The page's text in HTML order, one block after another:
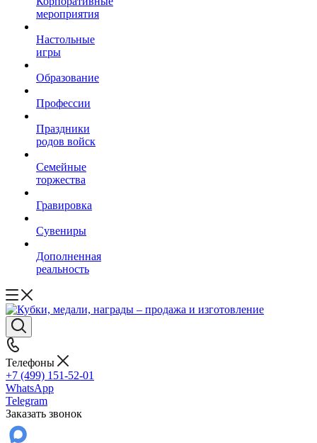
мероприятия
Настольные
игры
Образование
Профессии
Праздники
родов войск
Семейные
торжества
Гравировка
Сувениры
Дополненная
реальность
Телефоны
+7 (499) 151-52-01
WhatsApp
Telegram
Заказать звонок